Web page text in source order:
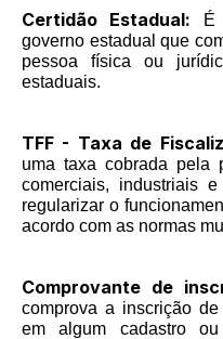
Certidão Estadual: É
governo estadual que
pessoa física ou
estaduais.
TFF - Taxa de
uma taxa cobrada pela
comerciais, industriais
regularizar o
acordo com as normas
Comprovante de
comprova a inscrição
em algum cadastro